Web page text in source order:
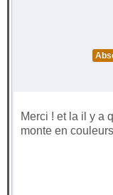
Merci ! et la il y a
monte en